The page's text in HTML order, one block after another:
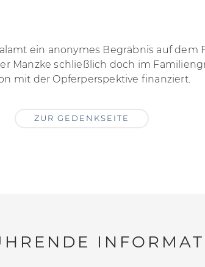
ein anonymes Begräbnis auf dem
Manzke schließlich doch im
mit der Opferperspektive finanziert.
ZUR GEDENKSEITE